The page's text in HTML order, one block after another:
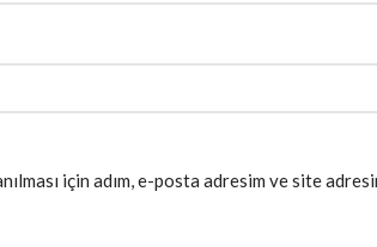
için adım, e-posta adresim ve site